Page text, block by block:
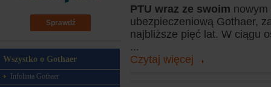
Sprawdź
Wszystko o Gothaer
Infolinia Gothaer
PTU wraz ze swoim
ubezpieczeniową Gothaer,
najbliższe pięć lat. W ciągu
...
Czytaj więcej